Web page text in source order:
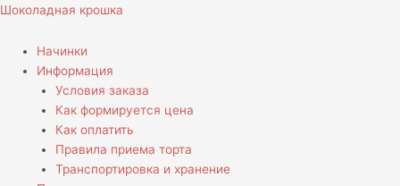
Перейти
содержимому
Шоколадная крошка
Начинки
Информация
Условия заказа
Как формируется цена
Как оплатить
Правила приема торта
Транспортировка и хранение
Количество
Торт
Ты
космос